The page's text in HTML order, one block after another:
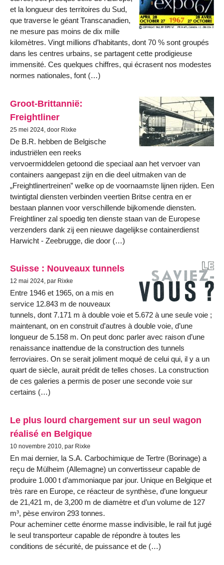
et la longueur des territoires du Sud,
que traverse le géant Transcanadien,
ne mesure pas moins de dix mille
kilomètres. Vingt millions d’habitants, dont 70 % sont groupés
dans les centres urbains, se partagent cette prodigieuse
immensité. Ces quelques chiffres, qui écrasent nos modestes
normes nationales, font (…)
Groot-Brittannië:
Freightliner
25 mei 2024, door Rixke
De B.R. hebben de Belgische
industriëlen een reeks
vervoermiddelen getoond die speciaal aan het vervoer van
containers aangepast zijn en die deel uitmaken van de
„Freightlinertreinen” welke op de voornaamste lijnen rijden. Een
twintigtal diensten verbinden veertien Britse centra en er
bestaan plannen voor verschillende bijkomende diensten.
Freightliner zal spoedig ten dienste staan van de Europese
verzenders dank zij een nieuwe dagelijkse containerdienst
Harwicht - Zeebrugge, die door (…)
Suisse : Nouveaux tunnels
12 mai 2024, par Rixke
Entre 1946 et 1965, on a mis en
service 12.843 m de nouveaux
tunnels, dont 7.171 m à double voie et 5.672 à une seule voie ;
maintenant, on en construit d’autres à double voie, d’une
longueur de 5.158 m. On peut donc parler avec raison d’une
renaissance inattendue de la construction des tunnels
ferroviaires. On se serait joliment moqué de celui qui, il y a un
quart de siècle, aurait prédit de telles choses. La construction
de ces galeries a permis de poser une seconde voie sur
certains (…)
Le plus lourd chargement sur un seul wagon
réalisé en Belgique
10 novembre 2010, par Rixke
En mai dernier, la S.A. Carbochimique de Tertre (Borinage) a
reçu de Mülheim (Allemagne) un convertisseur capable de
produire 1.000 t d’ammoniaque par jour. Unique en Belgique et
très rare en Europe, ce réacteur de synthèse, d’une longueur
de 21,421 m, de 3,200 m de diamètre et d’un volume de 127
m³, pèse environ 293 tonnes.
Pour acheminer cette énorme masse indivisible, le rail fut jugé
le seul transporteur capable de répondre à toutes les
conditions de sécurité, de puissance et de (…)